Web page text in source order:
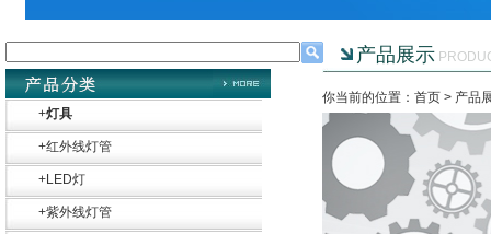
+灯具
+红外线灯管
+LED灯
+紫外线灯管
产品展示
你当前的位置：首页 > 产品